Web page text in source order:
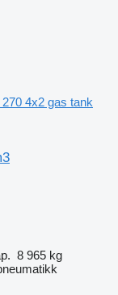
4x2 gas tank
8 965 kg